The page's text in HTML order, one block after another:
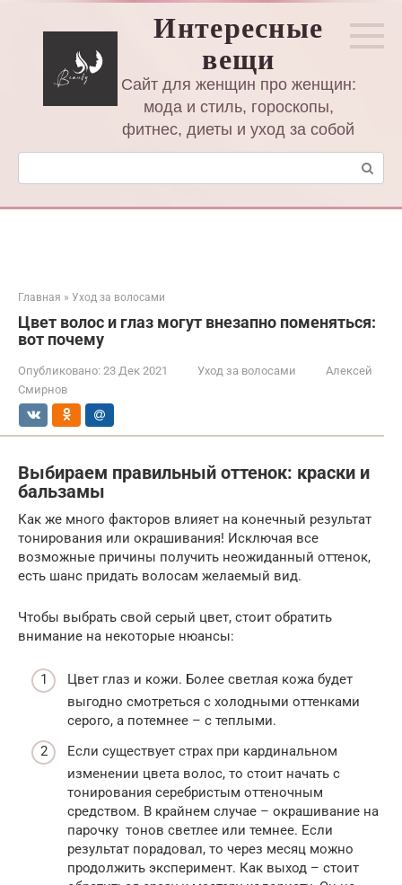
Интересные
вещи
Сайт для женщин про женщин:
мода и стиль, гороскопы,
фитнес, диеты и уход за собой
Поиск:
Главная » Уход за волосами
Цвет волос и глаз могут внезапно поменяться:
вот почему
Опубликовано: 23 Дек 2021 Уход за волосами
Алексей
Смирнов
Выбираем правильный оттенок: краски и
бальзамы
Как же много факторов влияет на конечный результат
тонирования или окрашивания! Исключая все
возможные причины получить неожиданный оттенок,
есть шанс придать волосам желаемый вид.
Чтобы выбрать свой серый цвет, стоит обратить
внимание на некоторые нюансы:
Цвет глаз и кожи. Более светлая кожа будет
выгодно смотреться с холодными оттенками
серого, а потемнее – с теплыми.
Если существует страх при кардинальном
изменении цвета волос, то стоит начать с
тонирования серебристым оттеночным
средством. В крайнем случае – окрашивание на
парочку тонов светлее или темнее. Если
результат порадовал, то через месяц можно
продолжить эксперимент. Как выход – стоит